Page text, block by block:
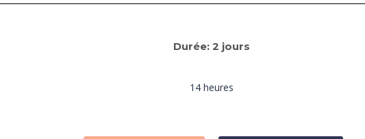
Durée: 2 jours
14 heures